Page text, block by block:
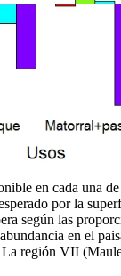
en cada una
por la
según las
en el
región VII